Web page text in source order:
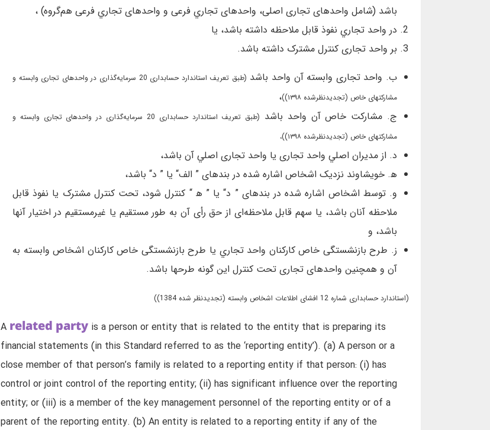
باشد (شامل واحدهای تجاری اصلی، واحدهای تجاري فرعی و واحدهای تجاري فرعی هم‌گروه) ،
در واحد تجاري نفوذ قابل ملاحظه داشته باشد، يا
بر واحد تجاری کنترل مشترک داشته باشد.
ب. واحد تجاری وابسته آن واحد باشد
(طبق تعريف استاندارد حسابداری 20 سرمایه‌گذاری در واحدهای تجاری وابسته و
مشارکتهای خاص (تجدیدنظرشده ۱۳۹۸))
،
ج. مشارکت خاص آن واحد باشد
(طبق تعريف استاندارد حسابداری 20 سرمایه‌گذاری در واحدهای تجاری وابسته و
مشارکتهای خاص (تجدیدنظرشده ۱۳۹۸))،
د. از مديران اصلي واحد تجاری يا واحد تجاری اصلي آن باشد،
ﻫ. خويشاوند نزديک اشخاص اشاره شده در بندهای ” الف“ يا ” د“ باشد،
و. توسط اشخاص اشاره شده در بندهای ” د“ يا ” ﻫ “ کنترل شود، تحت کنترل مشترک يا نفوذ قابل
ملاحظه آنان باشد، يا سهم قابل ملاحظه‌ای از حق رأی آن به طور مستقيم يا غيرمستقيم در اختيار آنها
باشد، و
ز. طرح بازنشستگی خاص کارکنان واحد تجاري يا طرح بازنشستگی خاص کارکنان اشخاص وابسته به
آن و همچنين واحدهای تجاری تحت کنترل اين گونه طرحها باشد.
(استاندارد حسابداری شماره 12 افشای اطلاعات اشخاص وابسته (تجديدنظر شده 1384))
A related party is a person or entity that is related to the entity that is preparing its
financial statements (in this Standard referred to as the ‘reporting entity’). (a) A person or a
close member of that person’s family is related to a reporting entity if that person: (i) has
control or joint control of the reporting entity; (ii) has significant influence over the reporting
entity; or (iii) is a member of the key management personnel of the reporting entity or of a
parent of the reporting entity. (b) An entity is related to a reporting entity if any of the